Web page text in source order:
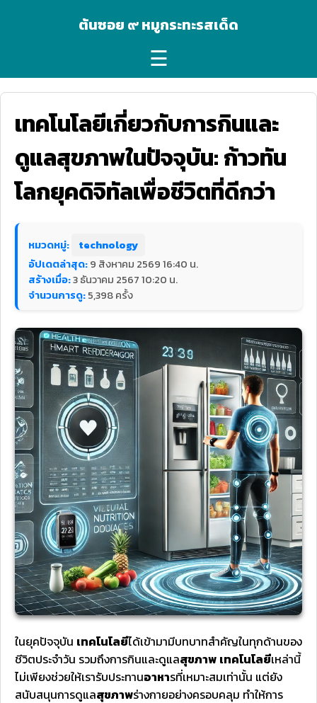
ต้นซอย ๙ หมูกระทะรสเด็ด
☰
เทคโนโลยีเกี่ยวกับการกินและ
ดูแลสุขภาพในปัจจุบัน: ก้าวทัน
โลกยุคดิจิทัลเพื่อชีวิตที่ดีกว่า
หมวดหมู่:
technology
อัปเดตล่าสุด:9 สิงหาคม 2569 16:40 น.
สร้างเมื่อ:3 ธันวาคม 2567 10:20 น.
จำนวนการดู:5,398 ครั้ง
ในยุคปัจจุบัน เทคโนโลยีได้เข้ามามีบทบาทสำคัญในทุกด้านของ
ชีวิตประจำวัน รวมถึงการกินและดูแลสุขภาพ เทคโนโลยีเหล่านี้
ไม่เพียงช่วยให้เรารับประทานอาหารที่เหมาะสมเท่านั้น แต่ยัง
สนับสนุนการดูแลสุขภาพร่างกายอย่างครอบคลุม ทำให้การ